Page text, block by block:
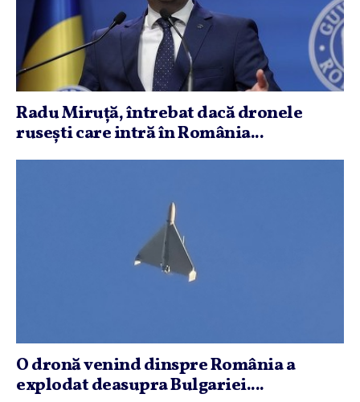
Radu Miruţă, întrebat dacă dronele
ruseşti care intră în România...
O dronă venind dinspre România a
explodat deasupra Bulgariei....